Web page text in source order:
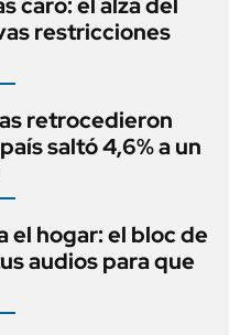
restricciones
retrocedieron
saltó 4,6% a un
el hogar: el bloc de
audios para que